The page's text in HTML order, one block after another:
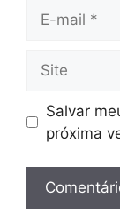
mail
Salvar
próxima